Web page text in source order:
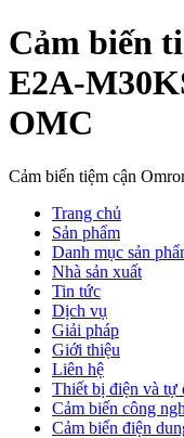
Cảm biến
E2A-
OMC
Cảm biến tiệm cận
Trang chủ
Sản phẩm
Danh mục sản
Nhà sản xuất
Tin tức
Dịch vụ
Giải pháp
Giới thiệu
Liên hệ
Thiết bị điện và tự
Cảm biến công
Cảm biến điện